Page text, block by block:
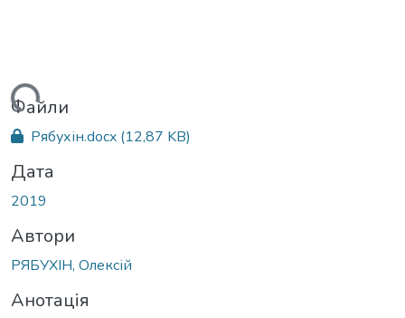
Файли
Рябухін.docx (12,87 KB)
Дата
2019
Автори
РЯБУХІН, Олексій
Анотація